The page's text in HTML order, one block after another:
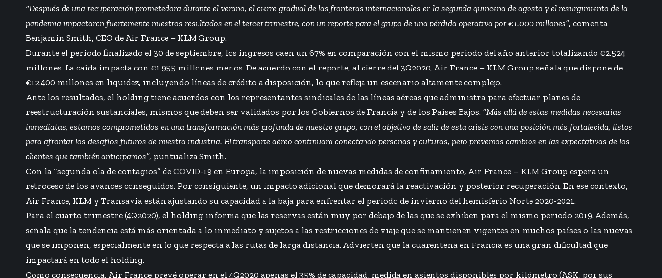
“Después de una recuperación prometedora durante el verano, el cierre gradual de las fronteras internacionales en la segunda quincena de agosto y el resurgimiento de la
pandemia impactaron fuertemente nuestros resultados en el tercer trimestre, con un reporte para el grupo de una pérdida operativa por €1.000 millones”, comenta
Benjamin Smith, CEO de Air France – KLM Group.
Durante el periodo finalizado el 30 de septiembre, los ingresos caen un 67% en comparación con el mismo periodo del año anterior totalizando €2.524
millones. La caída impacta con €1.955 millones menos. De acuerdo con el reporte, al cierre del 3Q2020, Air France – KLM Group señala que dispone de
€12.400 millones en liquidez, incluyendo líneas de crédito a disposición, lo que refleja un escenario altamente complejo.
Ante los resultados, el holding tiene acuerdos con los representantes sindicales de las líneas aéreas que administra para efectuar planes de
reestructuración sustanciales, mismos que deben ser validados por los Gobiernos de Francia y de los Países Bajos. “Más allá de estas medidas necesarias
inmediatas, estamos comprometidos en una transformación más profunda de nuestro grupo, con el objetivo de salir de esta crisis con una posición más fortalecida, listos
para afrontar los desafíos futuros de nuestra industria. El transporte aéreo continuará conectando personas y culturas, pero prevemos cambios en las expectativas de los
clientes que también anticipamos”, puntualiza Smith.
Con la “segunda ola de contagios” de COVID-19 en Europa, la imposición de nuevas medidas de confinamiento, Air France – KLM Group espera un
retroceso de los avances conseguidos. Por consiguiente, un impacto adicional que demorará la reactivación y posterior recuperación. En ese contexto,
Air France, KLM y Transavia están ajustando su capacidad a la baja para enfrentar el periodo de invierno del hemisferio Norte 2020-2021.
Para el cuarto trimestre (4Q2020), el holding informa que las reservas están muy por debajo de las que se exhiben para el mismo periodo 2019. Además,
señala que la tendencia está más orientada a lo inmediato y sujetos a las restricciones de viaje que se mantienen vigentes en muchos países o las nuevas
que se imponen, especialmente en lo que respecta a las rutas de larga distancia. Advierten que la cuarentena en Francia es una gran dificultad que
impactará en todo el holding.
Como consecuencia, Air France prevé operar en el 4Q2020 apenas el 35% de capacidad, medida en asientos disponibles por kilómetro (ASK, por sus